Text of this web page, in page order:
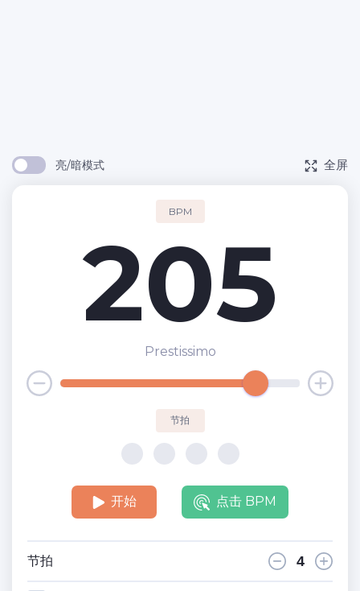
亮/暗模式 全屏
BPM
205
Prestissimo
节拍
开始 点击 BPM
节拍